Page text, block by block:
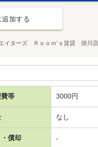
加する
エイターズ Ｒｏｏｍ’ｓ賃貸 掛川店
等 3000円
なし
償却 -